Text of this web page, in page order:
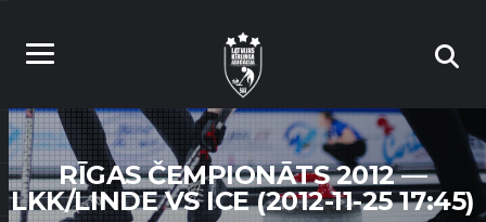
RĪGAS ČEMPIONĀTS 2012 —
LKK/LINDE VS ICE (2012-11-25 17:45)